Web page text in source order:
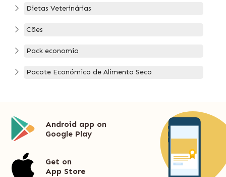
Dietas Veterinárias
Cães
Pack economia
Pacote Económico de Alimento Seco
Android app on
Google Play
Get on
App Store